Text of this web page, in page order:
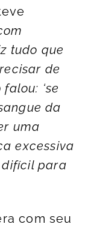
tudo que
de
‘se
da
uma
excessiva
difícil para
com seu